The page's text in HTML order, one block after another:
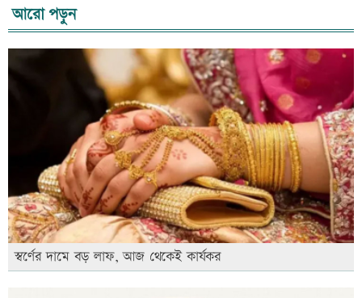
আরো পড়ুন
স্বর্ণের দামে বড় লাফ, আজ থেকেই কার্যকর